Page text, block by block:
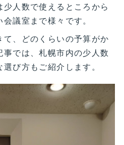
人数で使えるところから
議室まで様々です。
、どのくらいの予算がか
では、札幌市内の少人数
び方もご紹介します。